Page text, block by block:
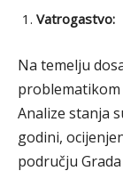
Vatrogastvo:
Na temelju
Analize stanja
godini,
području